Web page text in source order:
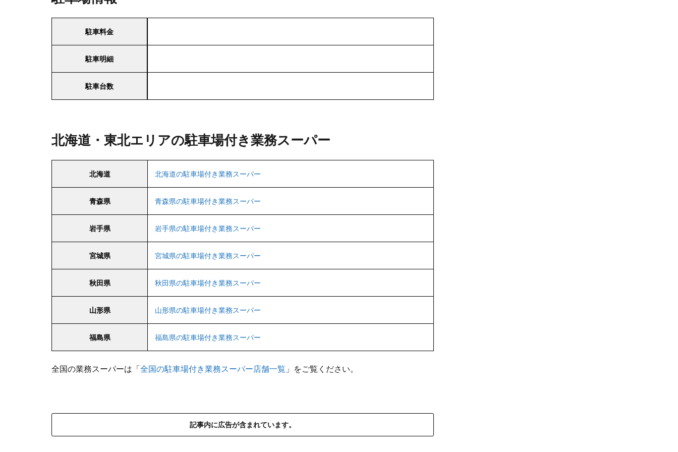
駐車料金
駐車明細
駐車台数
北海道・東北エリアの駐車場付き業務スーパー
北海道 北海道の駐車場付き業務スーパー
青森県 青森県の駐車場付き業務スーパー
岩手県 岩手県の駐車場付き業務スーパー
宮城県 宮城県の駐車場付き業務スーパー
秋田県 秋田県の駐車場付き業務スーパー
山形県 山形県の駐車場付き業務スーパー
福島県 福島県の駐車場付き業務スーパー
全国の業務スーパーは「全国の駐車場付き業務スーパー店舗一覧 」をご覧ください。
記事内に広告が含まれています。